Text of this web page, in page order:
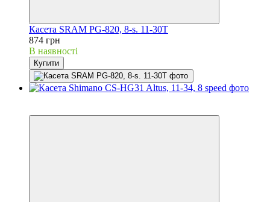
Касета SRAM PG-820, 8-s. 11-30T
874 грн
В наявності
Купити